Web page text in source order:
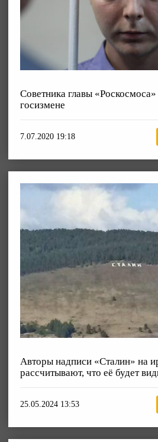
Советника главы
госизмене
7.07.2020 19:18
Авторы надписи «Сталин» на
рассчитывают, что её будет
25.05.2024 13:53